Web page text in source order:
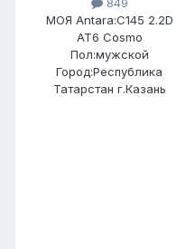
849
МОЯ Antara:C145 2.2D
AT6 Cosmo
Пол:мужской
Город:Республика
Татарстан г.Казань